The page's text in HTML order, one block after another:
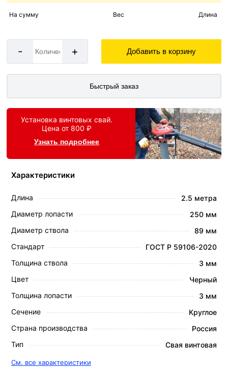
На сумму Вес Длина
- + Добавить в корзину
Быстрый заказ
Установка винтовых свай.
Цена от 800 ₽
Узнать подробнее
Характеристики
Длина
2.5 метра
Диаметр лопасти
250 мм
Диаметр ствола
89 мм
Стандарт
ГОСТ Р 59106-2020
Толщина ствола
3 мм
Цвет
Черный
Толщина лопасти
3 мм
Сечение
Круглое
Страна производства
Россия
Тип
Свая винтовая
См. все характеристики